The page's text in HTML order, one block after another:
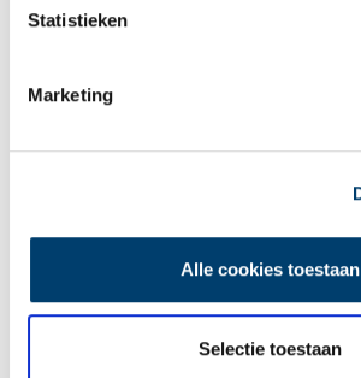
Statistieken
Marketing
Alle cookies toestaan
Selectie toestaan
Tijdens de zeventiende eeuw maakten
en specerijen. Deze goederen werden uit
overzeese handel beheersten. Het waren